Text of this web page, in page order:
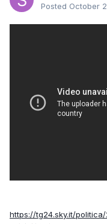
Posted October
https://tg24.sky.it/